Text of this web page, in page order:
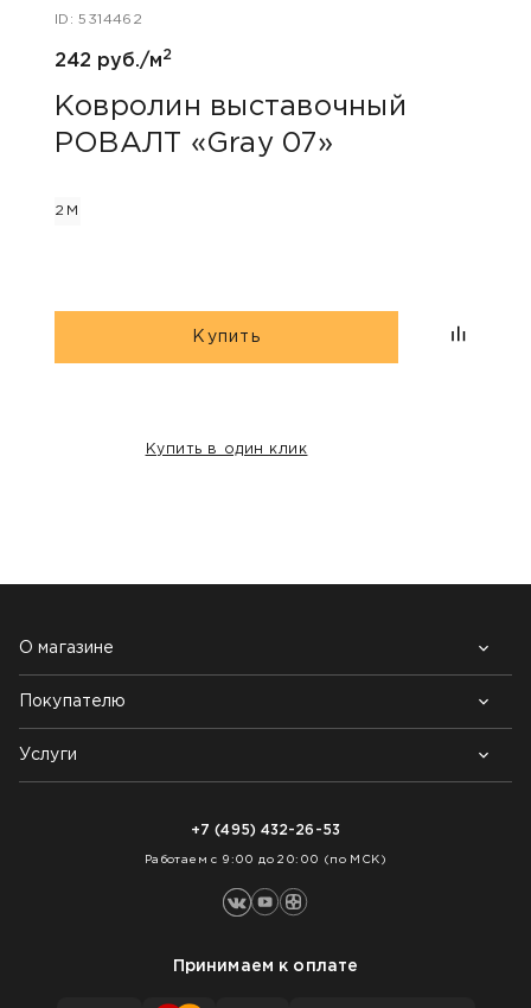
ID: 5314462
242 руб./м2
Ковролин выставочный
РОВАЛТ «Gray 07»
2М
Купить
Купить в один клик
О магазине
Почему выбирают нас
Контакты
Блог
Покупателю
Возврат товара
Как заказать
Услуги
+7 (495) 432-26-53
Работаем с 9:00 до 20:00 (по МСК)
Принимаем к оплате